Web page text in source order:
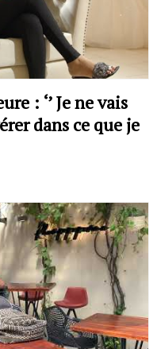
: ‘’ Je ne vais
dans ce que je